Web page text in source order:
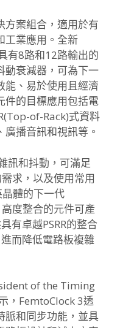
方案組合，適用於有
工業應用。全新
有8路和12路輸出的
動衰減器，可為下一
能、易於使用且經濟
件的目標應用包括電
of-Rack)式資料
播音訊和視訊等。
訊和抖動，可滿足
求，以及使用常用
體的下一代
度整合的元件可產
有卓越PSRR的整合
而降低電路板複雜
of the Timing
，FemtoClock 3透
脈和同步功能，並具